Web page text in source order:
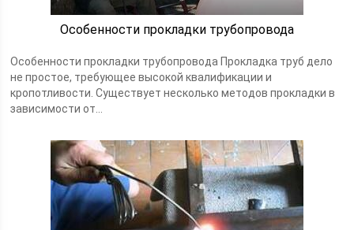
Особенности прокладки трубопровода
Особенности прокладки трубопровода Прокладка труб дело
не простое, требующее высокой квалификации и
кропотливости. Существует несколько методов прокладки в
зависимости от...